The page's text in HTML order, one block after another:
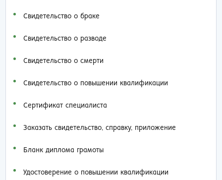
Свидетельство о браке
Свидетельство о разводе
Свидетельство о смерти
Свидетельство о повышении квалификации
Сертификат специалиста
Заказать cвидетельство, справку, приложение
Бланк диплома грамоты
Удостоверение о повышении квалификации